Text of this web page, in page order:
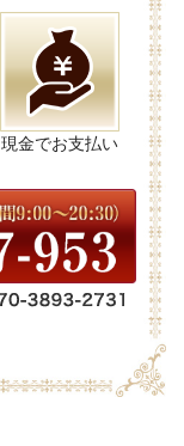
現金でお支払い